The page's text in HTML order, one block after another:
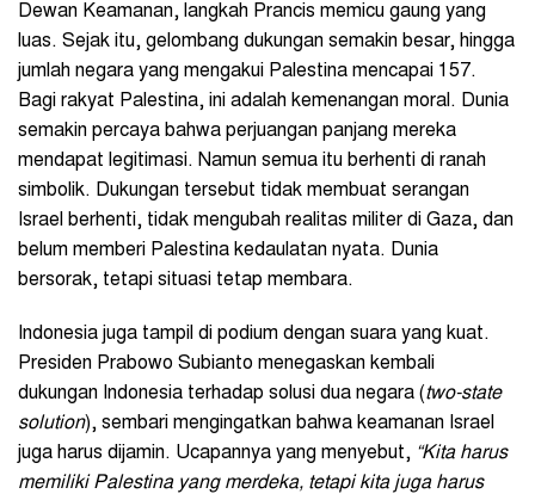
Dewan Keamanan, langkah Prancis memicu gaung yang
luas. Sejak itu, gelombang dukungan semakin besar, hingga
jumlah negara yang mengakui Palestina mencapai 157.
Bagi rakyat Palestina, ini adalah kemenangan moral. Dunia
semakin percaya bahwa perjuangan panjang mereka
mendapat legitimasi. Namun semua itu berhenti di ranah
simbolik. Dukungan tersebut tidak membuat serangan
Israel berhenti, tidak mengubah realitas militer di Gaza, dan
belum memberi Palestina kedaulatan nyata. Dunia
bersorak, tetapi situasi tetap membara.
Indonesia juga tampil di podium dengan suara yang kuat.
Presiden Prabowo Subianto menegaskan kembali
dukungan Indonesia terhadap solusi dua negara (two-state
solution), sembari mengingatkan bahwa keamanan Israel
juga harus dijamin. Ucapannya yang menyebut, “Kita harus
memiliki Palestina yang merdeka, tetapi kita juga harus